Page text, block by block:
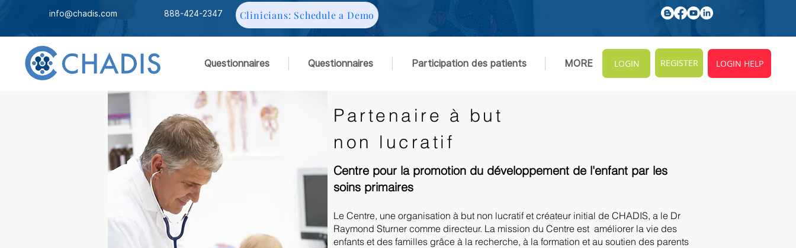
info@chadis.com 888-424-2347 Clinicians: Schedule a Demo
Questionnaires Questionnaires Participation des patients MORE LOGIN REGISTER LOGIN HELP
Partenaire à but
non lucratif
Centre pour la promotion du développement de l'enfant par les
soins primaires
Le Centre, une organisation à but non lucratif et créateur initial de CHADIS, a le Dr
Raymond Sturner comme directeur. La mission du Centre est améliorer la vie des
enfants et des familles grâce à la recherche, à la formation et au soutien des parents